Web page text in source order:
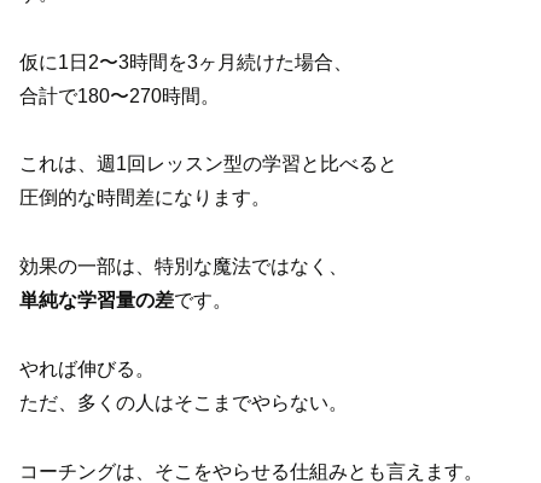
仮に1日2〜3時間を3ヶ月続けた場合、
合計で180〜270時間。
これは、週1回レッスン型の学習と比べると
圧倒的な時間差になります。
効果の一部は、特別な魔法ではなく、
単純な学習量の差です。
やれば伸びる。
ただ、多くの人はそこまでやらない。
コーチングは、そこをやらせる仕組みとも言えます。